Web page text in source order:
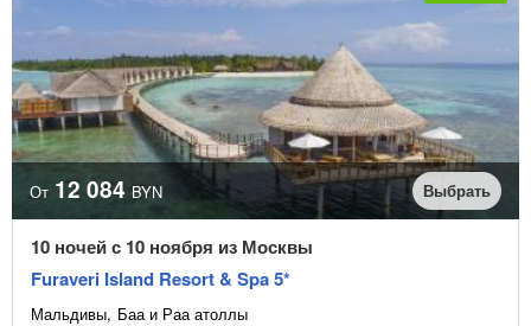
От 12 084 BYN Выбрать
10 ночей с 10 ноября из Москвы
Furaveri Island Resort & Spa 5*
Мальдивы Баа и Раа атоллы